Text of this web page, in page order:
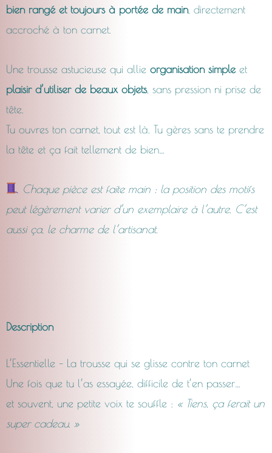
à
bien rangé et toujours à portée de main, directement
accroché à ton carnet.
Une trousse astucieuse qui allie organisation simple et
plaisir d’utiliser de beaux objets, sans pression ni prise de
tête.
Tu ouvres ton carnet, tout est là. Tu gères sans te prendre
la tête et ça fait tellement de bien…
Chaque pièce est faite main : la position des motifs
peut légèrement varier d’un exemplaire à l’autre. C’est
aussi ça, le charme de l’artisanat.
Description
L’Essentielle – La trousse qui se glisse contre ton carnet
Une fois que tu l’as essayée, difficile de t’en passer…
et souvent, une petite voix te souffle : « Tiens, ça ferait un
super cadeau. »